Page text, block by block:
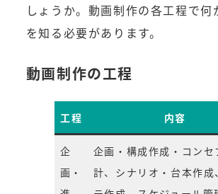
しょうか。動画制作の各工程で何
を知る必要があります。
動画制作の工程
工程 内容
企
画・
企画・構成作成・コンセ
計、シナリオ・台本作成